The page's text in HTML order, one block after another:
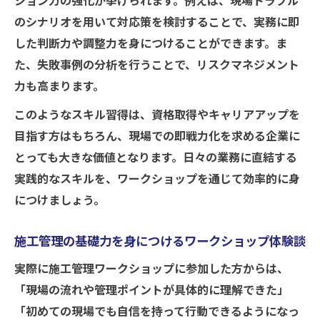
のシナリオを用いて対応策を検討することで、実務に即
した判断力や調整力を身につけることができます。ま
た、失敗事例の分析を行うことで、リスクマネジメント
力も高まります。
このようなスキル習得は、資格取得やキャリアアップを
目指す方はもちろん、現場での即戦力化を求める企業に
とっても大きな価値となります。日々の業務に直結する
実践的なスキルを、ワークショップを通じて効率的に身
につけましょう。
施工管理の基礎力を身につけるワークショップ体験談
実際に施工管理ワークショップに参加した方からは、
「現場の流れや管理ポイントが具体的に理解できた」
「初めての現場でも自信を持って行動できるようになっ